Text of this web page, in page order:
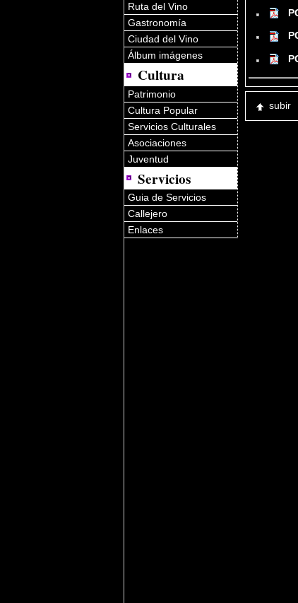
Ruta del Vino
Gastronomía
Ciudad del Vino
Álbum imágenes
Cultura
Patrimonio
Cultura Popular
Servicios Culturales
Asociaciones
Juventud
Servicios
Guia de Servicios
Callejero
Enlaces
subir